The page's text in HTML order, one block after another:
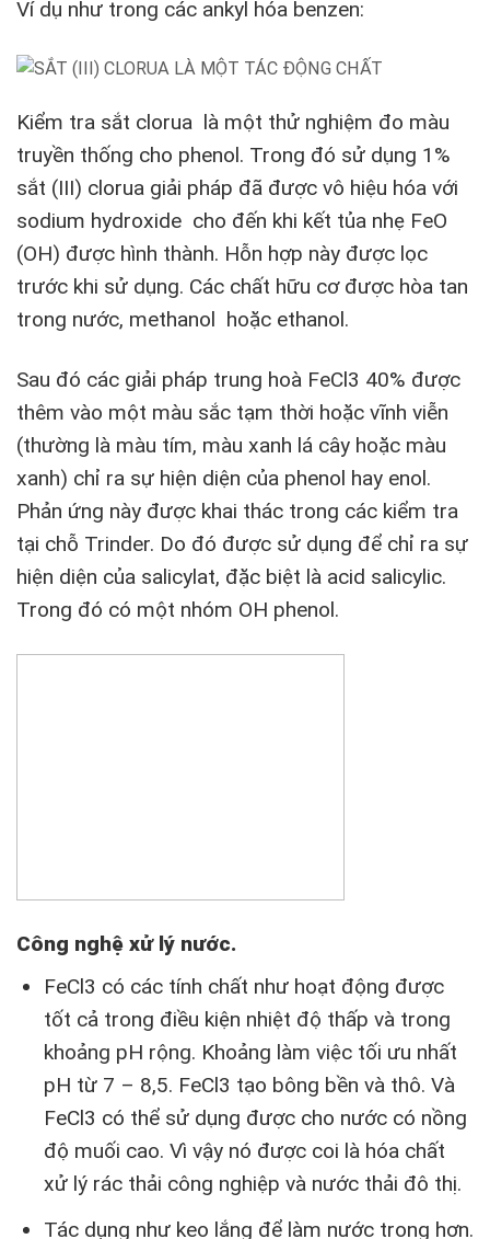
Ví dụ như trong các ankyl hóa benzen:
Kiểm tra sắt clorua là một thử nghiệm đo màu
truyền thống cho phenol. Trong đó sử dụng 1%
sắt (III) clorua giải pháp đã được vô hiệu hóa với
sodium hydroxide cho đến khi kết tủa nhẹ FeO
(OH) được hình thành. Hỗn hợp này được lọc
trước khi sử dụng. Các chất hữu cơ được hòa tan
trong nước, methanol hoặc ethanol.
Sau đó các giải pháp trung hoà FeCl3 40% được
thêm vào một màu sắc tạm thời hoặc vĩnh viễn
(thường là màu tím, màu xanh lá cây hoặc màu
xanh) chỉ ra sự hiện diện của phenol hay enol.
Phản ứng này được khai thác trong các kiểm tra
tại chỗ Trinder. Do đó được sử dụng để chỉ ra sự
hiện diện của salicylat, đặc biệt là acid salicylic.
Trong đó có một nhóm OH phenol.
Công nghệ xử lý nước.
FeCl3 có các tính chất như hoạt động được
tốt cả trong điều kiện nhiệt độ thấp và trong
khoảng pH rộng. Khoảng làm việc tối ưu nhất
pH từ 7 – 8,5. FeCl3 tạo bông bền và thô. Và
FeCl3 có thể sử dụng được cho nước có nồng
độ muối cao. Vì vậy nó được coi là hóa chất
xử lý rác thải công nghiệp và nước thải đô thị.
Tác dụng như keo lắng để làm nước trong hơn.